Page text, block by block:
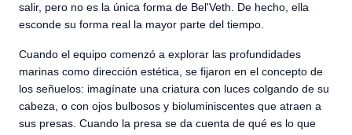
salir, pero no es la única forma de Bel'Veth. De hecho, ella
esconde su forma real la mayor parte del tiempo.
Cuando el equipo comenzó a explorar las profundidades
marinas como dirección estética, se fijaron en el concepto de
los señuelos: imagínate una criatura con luces colgando de su
cabeza, o con ojos bulbosos y bioluminiscentes que atraen a
sus presas. Cuando la presa se da cuenta de qué es lo que